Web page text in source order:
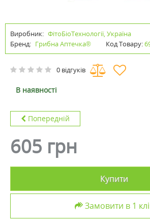
Виробник: ФітоБіоТехнології, Україна
Бренд: Грибна Аптечка® Код Товару:
0 відгуків
В наявності
Попередній
605 грн
Купити
Замовити в 1